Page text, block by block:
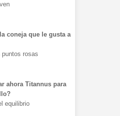
coneja que le gusta a
puntos rosas
ahora Titannus para
equilibrio